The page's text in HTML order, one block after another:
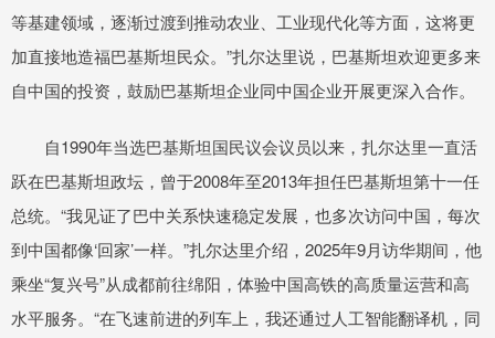
等基建领域，逐渐过渡到推动农业、工业现代化等方面，这将更
加直接地造福巴基斯坦民众。”扎尔达里说，巴基斯坦欢迎更多来
自中国的投资，鼓励巴基斯坦企业同中国企业开展更深入合作。
自1990年当选巴基斯坦国民议会议员以来，扎尔达里一直活
跃在巴基斯坦政坛，曾于2008年至2013年担任巴基斯坦第十一任
总统。“我见证了巴中关系快速稳定发展，也多次访问中国，每次
到中国都像‘回家’一样。”扎尔达里介绍，2025年9月访华期间，他
乘坐“复兴号”从成都前往绵阳，体验中国高铁的高质量运营和高
水平服务。“在飞速前进的列车上，我还通过人工智能翻译机，同